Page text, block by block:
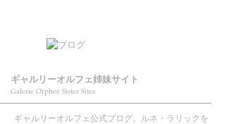
ギャルリーオルフェ姉妹サイト
Galerie Orpheé Sister Sites
ギャルリーオルフェ公式ブログ。ルネ・ラリックを